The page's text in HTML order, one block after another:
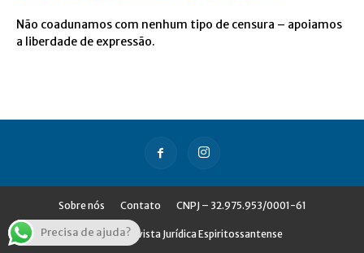
Não coadunamos com nenhum tipo de censura – apoiamos
a liberdade de expressão.
Sobre nós Contato CNPJ – 32.975.953/0001-61
© Jures - Revista Jurídica Espiritossantense
Precisa de ajuda?